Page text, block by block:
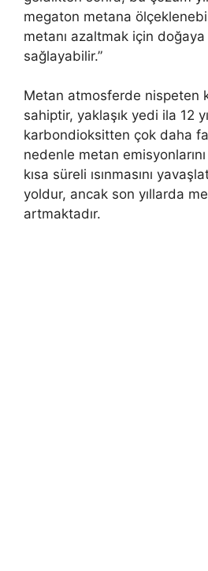
megaton metana
metanı azaltmak için
sağlayabilir.”
Metan atmosferde nispeten
sahiptir, yaklaşık yedi ila 12
karbondioksitten çok daha
nedenle metan
kısa süreli ısınmasını
yoldur, ancak son yıllarda
artmaktadır.